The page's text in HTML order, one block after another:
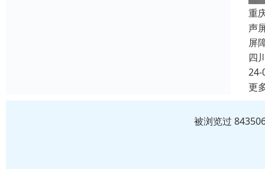
重
声
屏
四
24-
更
被浏览过